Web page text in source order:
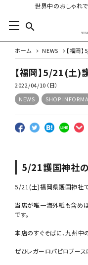
世界中のおしゃれ
search
ホーム NEWS 【福岡
【福岡】5/21(土)
2022/04/10（日）
NEWS
SHOP
5/21護国神社
5/21(土)福岡県護国神社
当店が唯一海外紙も含め
です。
本店のすぐそばに、九州中
ぜひレガーロパピロブース